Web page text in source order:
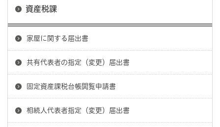
資産税課
家屋に関する届出書
共有代表者の指定（変更）届出書
固定資産課税台帳閲覧申請書
相続人代表者指定（変更）届出書